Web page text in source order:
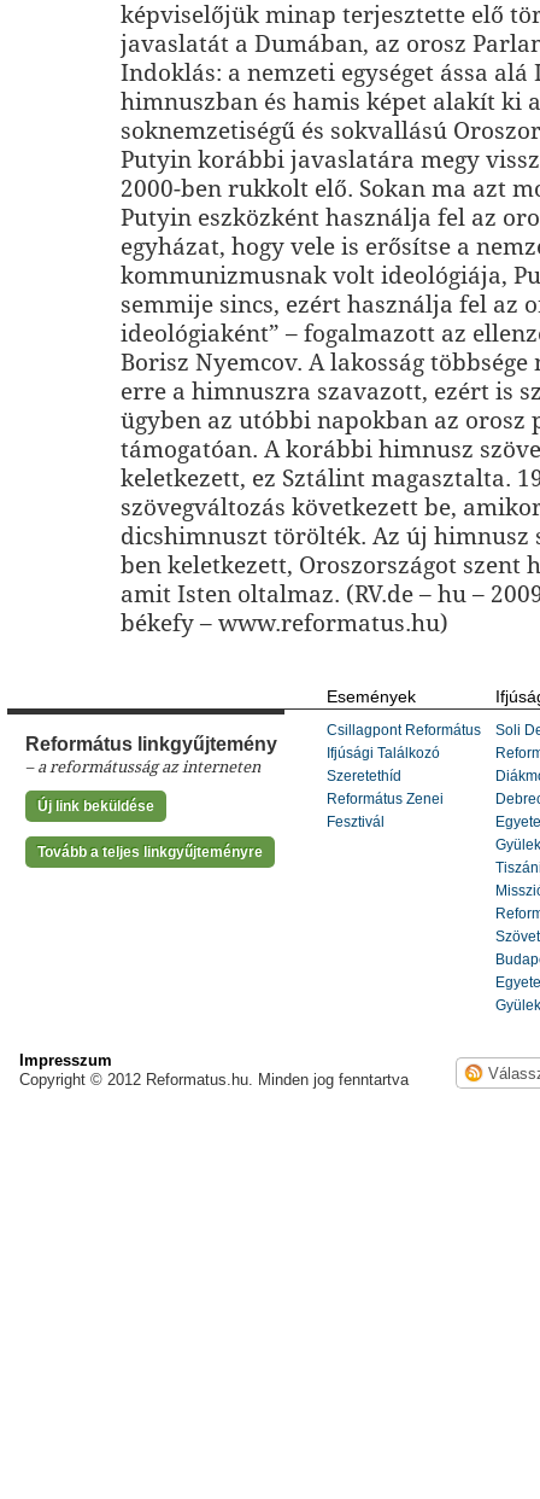
képviselőjük minap terjesztette elő
javaslatát a Dumában, az orosz
Indoklás: a nemzeti egységet ássa alá
himnuszban és hamis képet alakít ki a
soknemzetiségű és sokvallású
Putyin korábbi javaslatára megy
2000-ben rukkolt elő. Sokan ma azt
Putyin eszközként használja fel az
egyházat, hogy vele is erősítse a
kommunizmusnak volt ideológiája,
semmije sincs, ezért használja fel az
ideológiaként” – fogalmazott az
Borisz Nyemcov. A lakosság
erre a himnuszra szavazott, ezért is
ügyben az utóbbi napokban az orosz
támogatóan. A korábbi himnusz
keletkezett, ez Sztálint magasztalta.
szövegváltozás következett be,
dicshimnuszt törölték. Az új himnusz
ben keletkezett, Oroszországot szent
amit Isten oltalmaz. (RV.de – hu –
békefy – www.reformatus.hu)
Református linkgyűjtemény
– a reformátusság az interneten
Új link beküldése
Tovább a teljes linkgyűjteményre
Események
Csillagpont Református
Ifjúsági Találkozó
Szeretethíd
Református Zenei
Fesztivál
Soli
Impresszum
Copyright © 2012 Reformatus.hu. Minden jog fenntartva